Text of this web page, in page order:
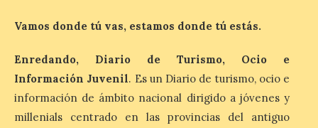
“Mirar un eclipse sin
protección adecuada
puede causar daños
irreversibles en la retina”
Vamos donde tú vas, estamos donde tú estás.
Enredando, Diario de Turismo, Ocio e
Información Juvenil. Es un Diario de turismo, ocio e
información de ámbito nacional dirigido a jóvenes y
millenials centrado en las provincias del antiguo